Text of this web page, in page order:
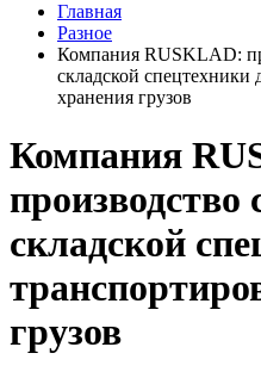
Главная
Разное
Компания RUSKLAD:
складской спецтехники
хранения грузов
Компания
производство
складской
грузов